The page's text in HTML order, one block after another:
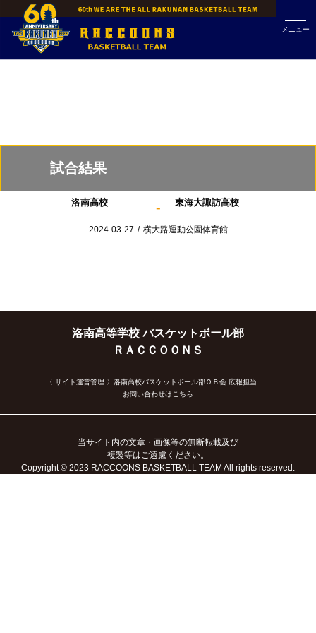
content
メニュー
試合結果
洛南高校 - 東海大諏訪高校
2024-03-27 / 横大路運動公園体育館
洛南高等学校 バスケットボール部
ＲＡＣＣＯＯＮＳ
〈 サイト運営管理 〉洛南高校バスケットボール部ＯＢ会 広報担当
お問い合わせはこちら
当サイト内の文章・画像等の無断転載及び
複製等はご遠慮ください。
Copyright© 2023 RACCOONS BASKETBALL TEAM All rights reserved.